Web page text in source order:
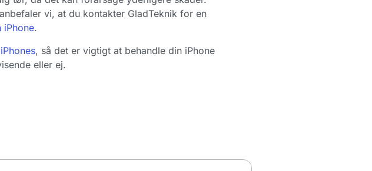
vi, at du kontakter GladTeknik for en
iPhone.
, så det er vigtigt at behandle din iPhone
eller ej.